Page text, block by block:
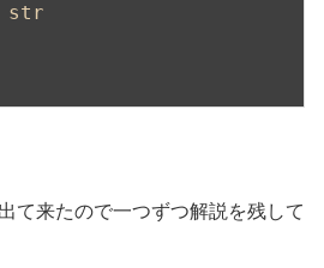
str
て来たので一つずつ解説を残して